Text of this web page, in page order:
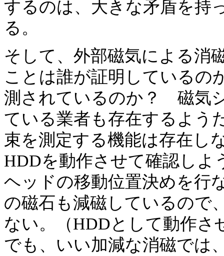
するのは、大きな矛盾を持
る。
そして、外部磁気による消
ことは誰が証明している
測されているのか？ 磁気
ている業者も存在するよう
束を測定する機能は存在し
HDDを動作させて確認し
ヘッドの移動位置決めを行
の磁石も減磁しているので
ない。（HDDとして動作さ
でも、いい加減な消磁では